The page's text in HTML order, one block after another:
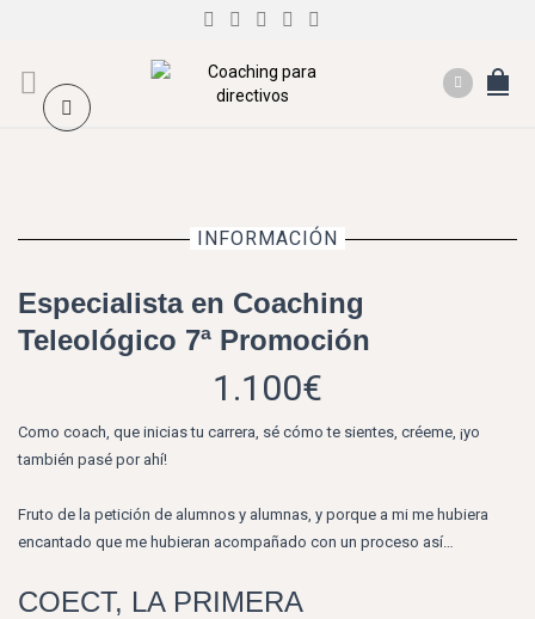
INFORMACIÓN
Especialista en Coaching
Teleológico 7ª Promoción
1.100€
Como coach, que inicias tu carrera, sé cómo te sientes, créeme, ¡yo
también pasé por ahí!
Fruto de la petición de alumnos y alumnas, y porque a mi me hubiera
encantado que me hubieran acompañado con un proceso así…
COECT, LA PRIMERA